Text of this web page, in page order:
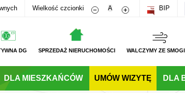
Wielkość czcionki Zmniejsz rozmiar czcionki
A Zwiększ rozmiar
BIP
DG SPRZEDAŻ NIERUCHOMOŚCI WALCZYMY ZE
DLA MIESZKAŃCÓW UMÓW WIZYTĘ DLA